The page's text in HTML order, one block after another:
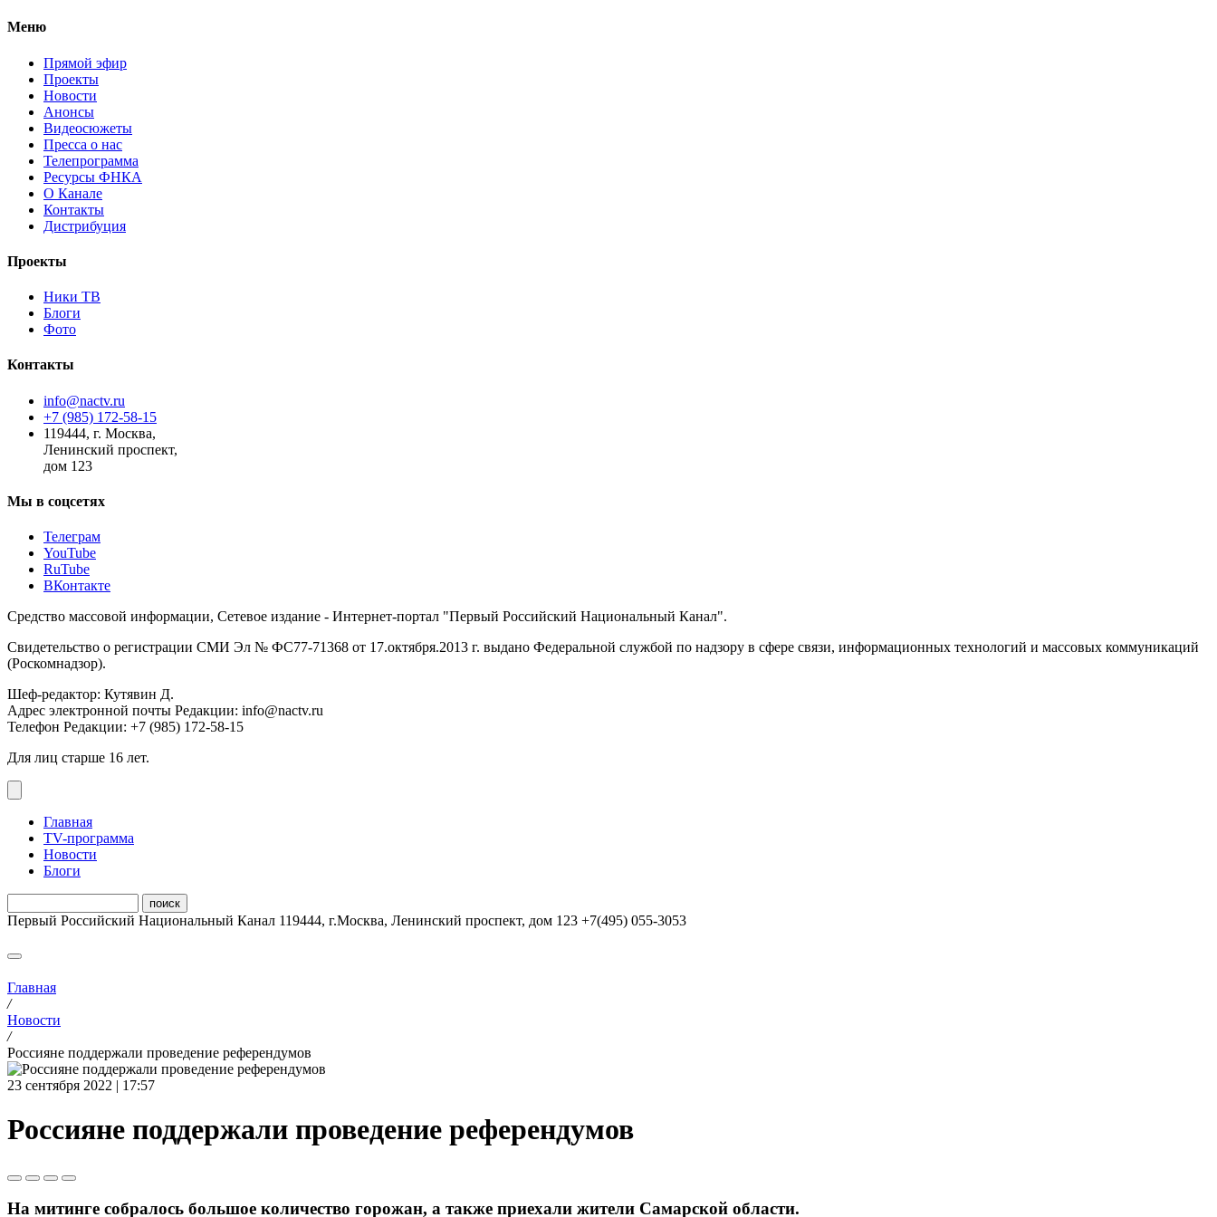
Меню
Прямой эфир
Проекты
Новости
Анонсы
Видеосюжеты
Пресса о нас
Телепрограмма
Ресурсы ФНКА
О Канале
Контакты
Дистрибуция
Проекты
Ники ТВ
Блоги
Фото
Контакты
info@nactv.ru
+7 (985) 172-58-15
119444, г. Москва,
Ленинский проспект,
дом 123
Мы в соцсетях
Телеграм
YouTube
RuTube
ВКонтакте
Средство массовой информации, Сетевое издание - Интернет-портал "Первый Российский Национальный Канал".
Свидетельство о регистрации СМИ Эл № ФС77-71368 от 17.октября.2013 г. выдано Федеральной службой по надзору в сфере связи, информационных технологий и массовых коммуникаций
(Роскомнадзор).
Шеф-редактор: Кутявин Д.
Адрес электронной почты Редакции: info@nactv.ru
Телефон Редакции: +7 (985) 172-58-15
Для лиц старше 16 лет.
Главная
ТV-программа
Новости
Блоги
Первый Российский Национальный Канал 119444, г.Москва, Ленинский проспект, дом 123 +7(495) 055-3053
Главная
/
Новости
/
Россияне поддержали проведение референдумов
23 сентября 2022 | 17:57
Россияне поддержали проведение референдумов
На митинге собралось большое количество горожан, а также приехали жители Самарской области.